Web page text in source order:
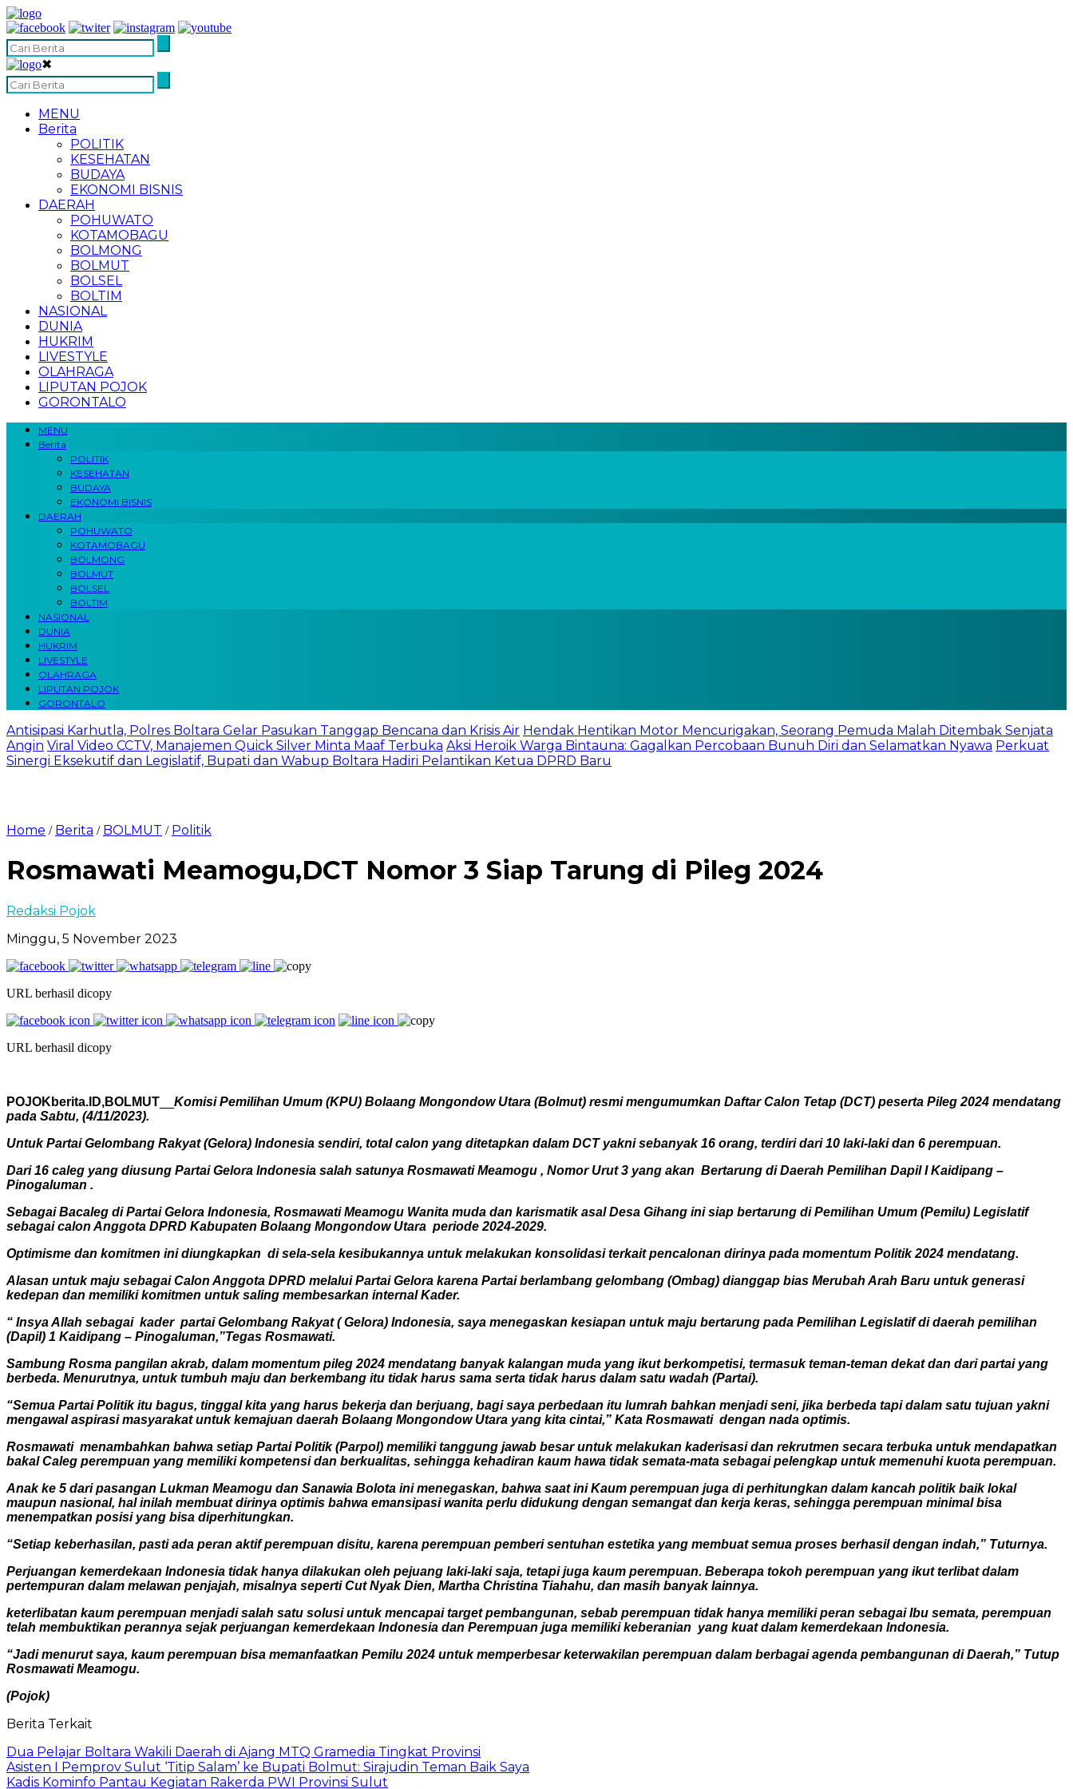
✖
MENU
Berita
POLITIK
KESEHATAN
BUDAYA
EKONOMI BISNIS
DAERAH
POHUWATO
KOTAMOBAGU
BOLMONG
BOLMUT
BOLSEL
BOLTIM
NASIONAL
DUNIA
HUKRIM
LIVESTYLE
OLAHRAGA
LIPUTAN POJOK
GORONTALO
MENU
Berita
POLITIK
KESEHATAN
BUDAYA
EKONOMI BISNIS
DAERAH
POHUWATO
KOTAMOBAGU
BOLMONG
BOLMUT
BOLSEL
BOLTIM
NASIONAL
DUNIA
HUKRIM
LIVESTYLE
OLAHRAGA
LIPUTAN POJOK
GORONTALO
Antisipasi Karhutla, Polres Boltara Gelar Pasukan Tanggap Bencana dan Krisis Air Hendak Hentikan Motor Mencurigakan, Seorang Pemuda Malah Ditembak Senjata
Angin Viral Video CCTV, Manajemen Quick Silver Minta Maaf Terbuka Aksi Heroik Warga Bintauna: Gagalkan Percobaan Bunuh Diri dan Selamatkan Nyawa Perkuat
Sinergi Eksekutif dan Legislatif, Bupati dan Wabup Boltara Hadiri Pelantikan Ketua DPRD Baru
Home / Berita / BOLMUT / Politik
Rosmawati Meamogu,DCT Nomor 3 Siap Tarung di Pileg 2024
Redaksi Pojok
Minggu, 5 November 2023
URL berhasil dicopy
URL berhasil dicopy
POJOKberita.ID,BOLMUT
Komisi Pemilihan Umum (KPU) Bolaang Mongondow Utara (Bolmut) resmi mengumumkan Daftar Calon Tetap (DCT) peserta Pileg 2024 mendatang
pada Sabtu, (4/11/2023).
Untuk Partai Gelombang Rakyat (Gelora) Indonesia sendiri, total calon yang ditetapkan dalam DCT yakni sebanyak 16 orang, terdiri dari 10 laki-laki dan 6 perempuan.
Dari 16 caleg yang diusung Partai Gelora Indonesia salah satunya Rosmawati Meamogu , Nomor Urut 3 yang akan Bertarung di Daerah Pemilihan Dapil I Kaidipang –
Pinogaluman .
Sebagai Bacaleg di Partai Gelora Indonesia, Rosmawati Meamogu Wanita muda dan karismatik asal Desa Gihang ini siap bertarung di Pemilihan Umum (Pemilu) Legislatif
sebagai calon Anggota DPRD Kabupaten Bolaang Mongondow Utara periode 2024-2029.
Optimisme dan komitmen ini diungkapkan di sela-sela kesibukannya untuk melakukan konsolidasi terkait pencalonan dirinya pada momentum Politik 2024 mendatang.
Alasan untuk maju sebagai Calon Anggota DPRD melalui Partai Gelora karena Partai berlambang gelombang (Ombag) dianggap bias Merubah Arah Baru untuk generasi
kedepan dan memiliki komitmen untuk saling membesarkan internal Kader.
“ Insya Allah sebagai kader partai Gelombang Rakyat ( Gelora) Indonesia, saya menegaskan kesiapan untuk maju bertarung pada Pemilihan Legislatif di daerah pemilihan
(Dapil) 1 Kaidipang – Pinogaluman,”Tegas Rosmawati.
Sambung Rosma pangilan akrab, dalam momentum pileg 2024 mendatang banyak kalangan muda yang ikut berkompetisi, termasuk teman-teman dekat dan dari partai yang
berbeda. Menurutnya, untuk tumbuh maju dan berkembang itu tidak harus sama serta tidak harus dalam satu wadah (Partai).
“Semua Partai Politik itu bagus, tinggal kita yang harus bekerja dan berjuang, bagi saya perbedaan itu lumrah bahkan menjadi seni, jika berbeda tapi dalam satu tujuan yakni
mengawal aspirasi masyarakat untuk kemajuan daerah Bolaang Mongondow Utara yang kita cintai,” Kata Rosmawati dengan nada optimis.
Rosmawati menambahkan bahwa setiap Partai Politik (Parpol) memiliki tanggung jawab besar untuk melakukan kaderisasi dan rekrutmen secara terbuka untuk mendapatkan
bakal Caleg perempuan yang memiliki kompetensi dan berkualitas, sehingga kehadiran kaum hawa tidak semata-mata sebagai pelengkap untuk memenuhi kuota perempuan.
Anak ke 5 dari pasangan Lukman Meamogu dan Sanawia Bolota ini menegaskan, bahwa saat ini Kaum perempuan juga di perhitungkan dalam kancah politik baik lokal
maupun nasional, hal inilah membuat dirinya optimis bahwa emansipasi wanita perlu didukung dengan semangat dan kerja keras, sehingga perempuan minimal bisa
menempatkan posisi yang bisa diperhitungkan.
“Setiap keberhasilan, pasti ada peran aktif perempuan disitu, karena perempuan pemberi sentuhan estetika yang membuat semua proses berhasil dengan indah,” Tuturnya.
Perjuangan kemerdekaan Indonesia tidak hanya dilakukan oleh pejuang laki-laki saja, tetapi juga kaum perempuan. Beberapa tokoh perempuan yang ikut terlibat dalam
pertempuran dalam melawan penjajah, misalnya seperti Cut Nyak Dien, Martha Christina Tiahahu, dan masih banyak lainnya.
keterlibatan kaum perempuan menjadi salah satu solusi untuk mencapai target pembangunan, sebab perempuan tidak hanya memiliki peran sebagai Ibu semata, perempuan
telah membuktikan perannya sejak perjuangan kemerdekaan Indonesia dan Perempuan juga memiliki keberanian yang kuat dalam kemerdekaan Indonesia.
“Jadi menurut saya, kaum perempuan bisa memanfaatkan Pemilu 2024 untuk memperbesar keterwakilan perempuan dalam berbagai agenda pembangunan di Daerah,” Tutup
Rosmawati Meamogu.
(Pojok)
Berita Terkait
Dua Pelajar Boltara Wakili Daerah di Ajang MTQ Gramedia Tingkat Provinsi
Asisten I Pemprov Sulut ‘Titip Salam’ ke Bupati Bolmut: Sirajudin Teman Baik Saya
Kadis Kominfo Pantau Kegiatan Rakerda PWI Provinsi Sulut